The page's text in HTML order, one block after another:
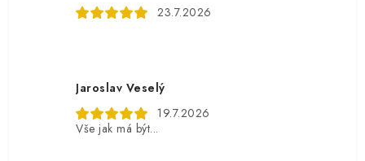
23.7.2026
Jaroslav Veselý
19.7.2026
Vše jak má být...